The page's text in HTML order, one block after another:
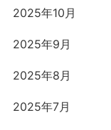
2025年10月
2025年9月
2025年8月
2025年7月